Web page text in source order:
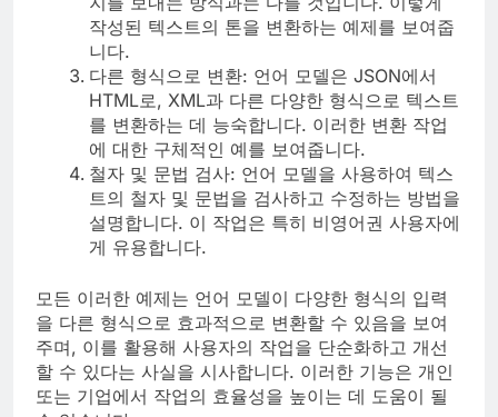
작성된 텍스트의 톤을 변환하는 예제를 보여줍
니다.
다른 형식으로 변환: 언어 모델은 JSON에서
HTML로, XML과 다른 다양한 형식으로 텍스트
를 변환하는 데 능숙합니다. 이러한 변환 작업
에 대한 구체적인 예를 보여줍니다.
철자 및 문법 검사: 언어 모델을 사용하여 텍스
트의 철자 및 문법을 검사하고 수정하는 방법을
설명합니다. 이 작업은 특히 비영어권 사용자에
게 유용합니다.
모든 이러한 예제는 언어 모델이 다양한 형식의 입력
을 다른 형식으로 효과적으로 변환할 수 있음을 보여
주며, 이를 활용해 사용자의 작업을 단순화하고 개선
할 수 있다는 사실을 시사합니다. 이러한 기능은 개인
또는 기업에서 작업의 효율성을 높이는 데 도움이 될